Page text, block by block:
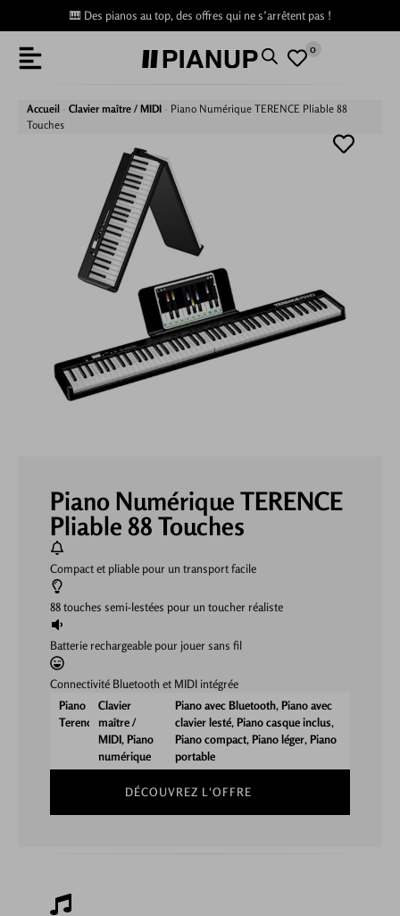
🎹 Des pianos au top, des offres qui ne s’arrêtent pas !
0
Accueil - Clavier maître / MIDI - Piano Numérique TERENCE Pliable 88
Touches
Piano Numérique TERENCE
Pliable 88 Touches
Compact et pliable pour un transport facile
88 touches semi-lestées pour un toucher réaliste
Batterie rechargeable pour jouer sans fil
Connectivité Bluetooth et MIDI intégrée
Piano
Terence
Clavier
maître /
MIDI, Piano
numérique
Piano avec Bluetooth, Piano avec
clavier lesté, Piano casque inclus,
Piano compact, Piano léger, Piano
portable
DÉCOUVREZ L'OFFRE